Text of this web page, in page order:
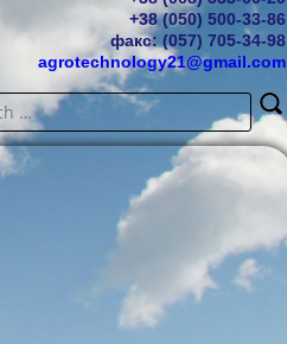
+38 (050) 500-33-86
факс: (057) 705-34-98
agrotechnology21@gmail.com